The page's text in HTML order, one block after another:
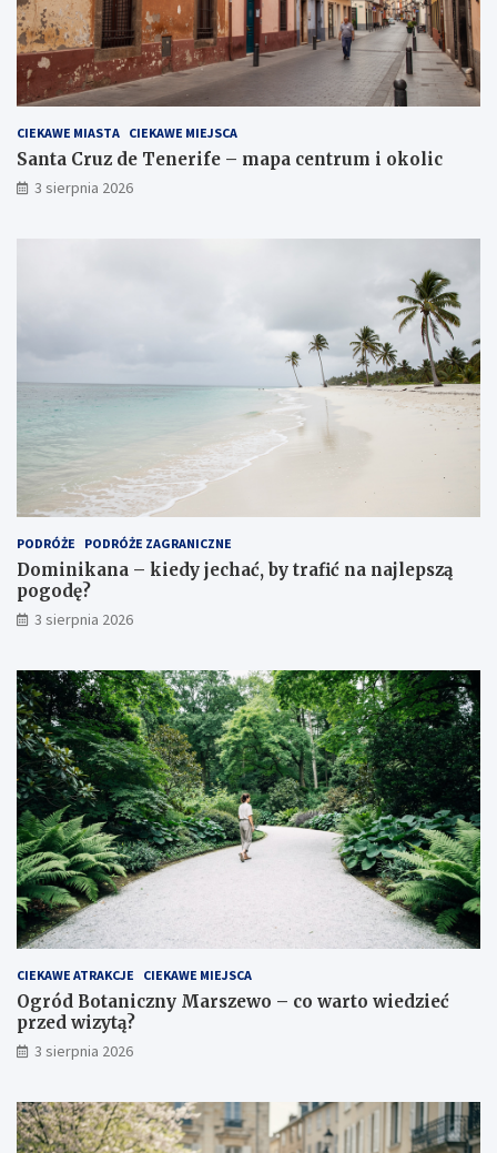
CIEKAWE MIASTA CIEKAWE MIEJSCA
Santa Cruz de Tenerife – mapa centrum i okolic
3 sierpnia 2026
PODRÓŻE PODRÓŻE ZAGRANICZNE
Dominikana – kiedy jechać, by trafić na najlepszą
pogodę?
3 sierpnia 2026
CIEKAWE ATRAKCJE CIEKAWE MIEJSCA
Ogród Botaniczny Marszewo – co warto wiedzieć
przed wizytą?
3 sierpnia 2026